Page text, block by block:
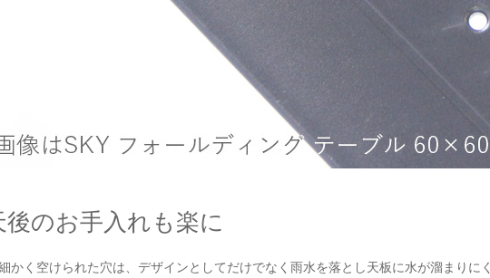
後のお手入れも楽に
かく空けられた穴は、デザインとしてだけでなく雨水を落とし天板に水が溜まりに